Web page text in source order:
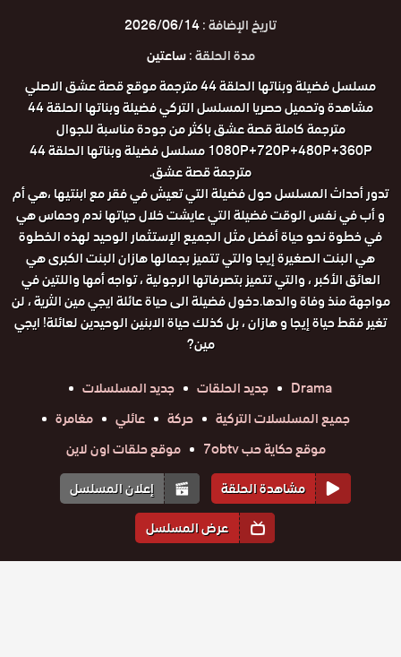
تاريخ الإضافة :2026/06/14
مدة الحلقة :ساعتين
مسلسل فضيلة وبناتها الحلقة 44 مترجمة موقع قصة عشق الاصلي
مشاهدة وتحميل حصريا المسلسل التركي فضيلة وبناتها الحلقة 44
مترجمة كاملة قصة عشق باكثر من جودة مناسبة للجوال
1080P+720P+480P+360P مسلسل فضيلة وبناتها الحلقة 44
مترجمة قصة عشق.
تدور أحداث المسلسل حول فضيلة التي تعيش في فقر مع ابنتيها ،هي أم
و أب في نفس الوقت فضيلة التي عايشت خلال حياتها ندم وحماس هي
في خطوة نحو حياة أفضل مثل الجميع الإستثمار الوحيد لهذه الخطوة
هي البنت الصغيرة إيجا والتي تتميز بجمالها هازان البنت الكبرى هي
العائق الأكبر ، والتي تتميز بتصرفاتها الرجولية ، تواجه أمها واللتين في
مواجهة منذ وفاة والدها.دخول فضيلة الى حياة عائلة ايجي مين الثرية ، لن
تغير فقط حياة إيجا و هازان ، بل كذلك حياة الابنين الوحيدين لعائلة! ايجي
مين?
Drama
جديد الحلقات
جديد المسلسلات
جميع المسلسلات التركية
حركة عائلي
مغامرة
موقع حكاية حب 7obtv
موقع حلقات اون لاين
مشاهدة الحلقة
إعلان المسلسل
عرض المسلسل